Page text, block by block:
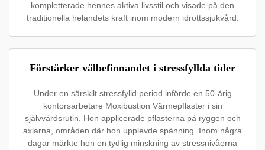
kompletterade hennes aktiva livsstil och visade på den
traditionella helandets kraft inom modern idrottssjukvård.
Förstärker välbefinnandet i stressfyllda tider
Under en särskilt stressfylld period införde en 50-årig
kontorsarbetare Moxibustion Värmepflaster i sin
självvårdsrutin. Hon applicerade pflasterna på ryggen och
axlarna, områden där hon upplevde spänning. Inom några
dagar märkte hon en tydlig minskning av stressnivåerna